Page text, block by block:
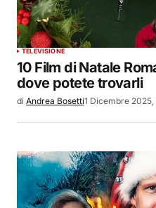
TELEVISIONE
10 Film di Natale
dove potete trovarli
di Andrea Bosetti1 Dicembre 2025,